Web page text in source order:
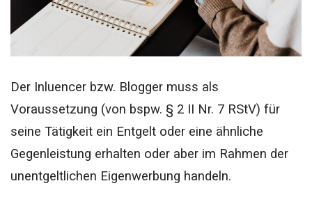
Der Inluencer bzw. Blogger muss als
Voraussetzung (von bspw. § 2 II Nr. 7 RStV) für
seine Tätigkeit ein Entgelt oder eine ähnliche
Gegenleistung erhalten oder aber im Rahmen der
unentgeltlichen Eigenwerbung handeln.